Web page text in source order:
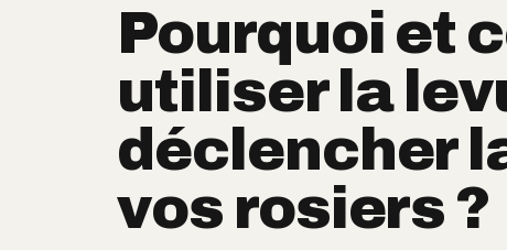
Pourquoi et
utiliser la
déclencher
vos rosiers ?